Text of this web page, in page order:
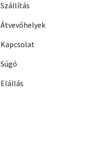
Szállítás
Átvevőhelyek
Kapcsolat
Súgó
Elállás